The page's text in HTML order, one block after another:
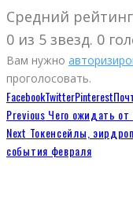
Средний рейтинг
0 из 5 звезд. 0
Вам нужно
проголосовать.
FacebookTwitterPinterest
Previous Чего ожидать
Next Токенсейлы,
события февраля